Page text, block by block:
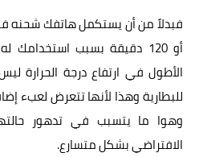
أو 120 دقيقة بسبب استخدامك
الأطول في ارتفاع درجة الحرارة
للبطارية وهذا لأنها تتعرض لعبء
وهوا ما يتسبب في تدهور
الافتراضي بشكل متسارع.